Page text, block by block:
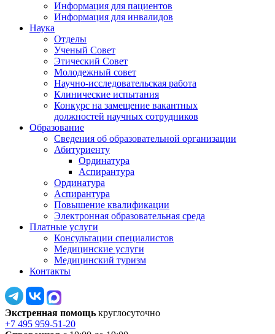
Информация для пациентов
Информация для инвалидов
Наука
Отделы
Ученый Совет
Этический Совет
Молодежный совет
Научно-исследовательская работа
Клинические испытания
Конкурс на замещение вакантных
должностей научных сотрудников
Образование
Сведения об образовательной организации
Абитуриенту
Ординатура
Аспирантура
Ординатура
Аспирантура
Повышение квалификации
Электронная образовательная среда
Платные услуги
Консультации специалистов
Медицинские услуги
Медицинский туризм
Контакты
Экстренная помощь круглосуточно
+7 495 959-51-20